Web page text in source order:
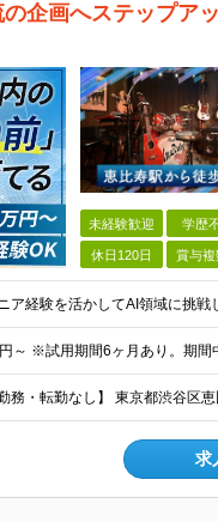
企画へステップア
未経験歓迎 学歴
休日120日 賞与複
求